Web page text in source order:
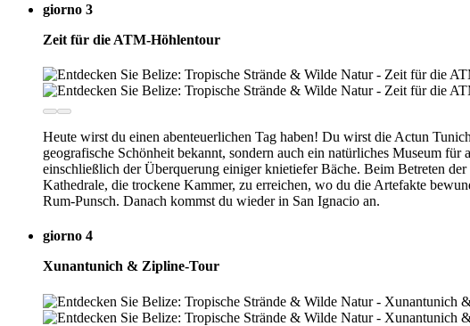
giorno 3
Zeit für die ATM-Höhlentour
Heute wirst du einen abenteuerlichen Tag haben! Du wirst die Actun
geografische Schönheit bekannt, sondern auch ein natürliches Museum
einschließlich der Überquerung einiger knietiefer Bäche. Beim Betreten
Kathedrale, die trockene Kammer, zu erreichen, wo du die Artefakte
Rum-Punsch. Danach kommst du wieder in San Ignacio an.
giorno 4
Xunantunich & Zipline-Tour